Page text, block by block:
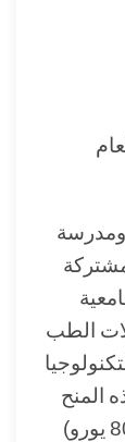
تقديم (3) منح مشتركة
الطب
بأن هذه المنح
تشمل كافة المصروفات الدراسية ( 8000 يورو)